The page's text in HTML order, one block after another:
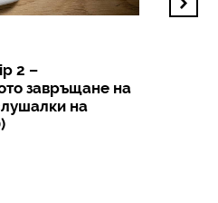
2 –
завръщане на
на